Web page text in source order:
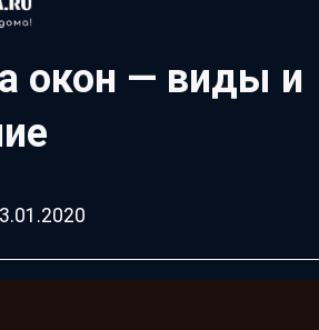
окон — виды и